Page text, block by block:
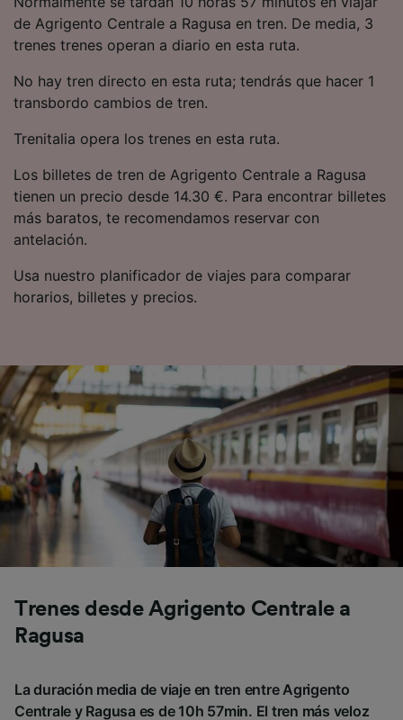
de Agrigento Centrale a Ragusa en tren. De media, 3
trenes trenes operan a diario en esta ruta.
No hay tren directo en esta ruta; tendrás que hacer 1
transbordo cambios de tren.
Trenitalia opera los trenes en esta ruta.
Los billetes de tren de Agrigento Centrale a Ragusa
tienen un precio desde 14.30 €. Para encontrar billetes
más baratos, te recomendamos reservar con
antelación.
Usa nuestro planificador de viajes para comparar
horarios, billetes y precios.
Trenes desde Agrigento Centrale a
Ragusa
La duración media de viaje en tren entre Agrigento
Centrale y Ragusa es de 10h 57min. El tren más veloz
precisa. Analizar activamente las
características del dispositivo para su
identificación. Almacenar la información en un
contenido personalizados, medición de
publicidad y contenido, investigación de